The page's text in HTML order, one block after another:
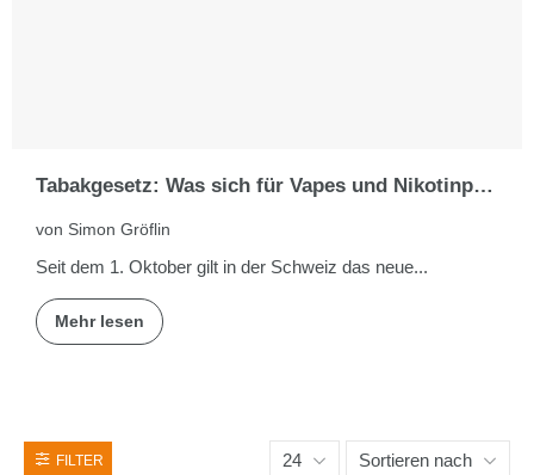
Tabakgesetz: Was sich für Vapes und Nikotinprodukte ändert
von Simon Gröflin
Seit dem 1. Oktober gilt in der Schweiz das neue...
Mehr lesen
FILTER 24 Sortieren nach